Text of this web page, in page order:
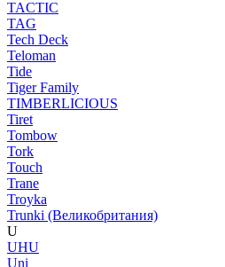
TACTIC
TAG
Tech Deck
Teloman
Tide
Tiger Family
TIMBERLICIOUS
Tiret
Tombow
Tork
Touch
Trane
Troyka
Trunki (Великобритания)
U
UHU
Uni